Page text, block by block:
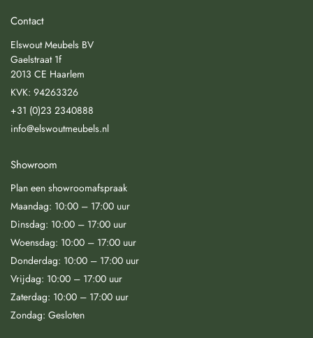
Contact
Elswout Meubels BV
Gaelstraat 1f
2013 CE Haarlem
KVK: 94263326
+31 (0)23 2340888
info@elswoutmeubels.nl
Showroom
Plan een showroomafspraak
Maandag: 10:00 – 17:00 uur
Dinsdag: 10:00 – 17:00 uur
Woensdag: 10:00 – 17:00 uur
Donderdag: 10:00 – 17:00 uur
Vrijdag: 10:00 – 17:00 uur
Zaterdag: 10:00 – 17:00 uur
Zondag: Gesloten